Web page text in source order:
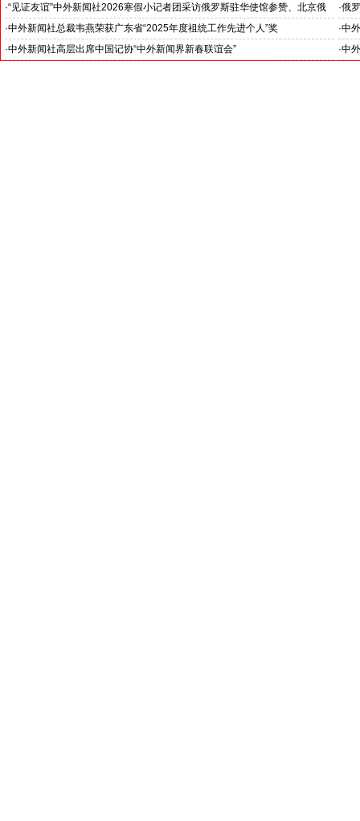
奥阁下: 期待两国青少年成为发展中佛友好关系新的动力
就是
·“见证友谊”中外新闻社2026寒假小记者团采访俄罗斯驻华使馆参赞、北京俄
罗斯文化中心主任吴丹娜女士: “中俄关系稳如泰山坚如磐石”
·俄
·中外新闻社总裁韦燕荣获广东省“2025年度祖统工作先进个人”奖 ·中
·中外新闻社高层出席中国记协“中外新闻界新春联谊会” ·中